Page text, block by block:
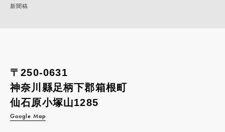
新聞稿
〒250-0631
神奈川縣足柄下郡箱根町
仙石原小塚山1285
Google Map